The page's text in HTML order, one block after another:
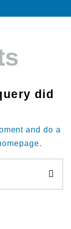
did
and do a
.